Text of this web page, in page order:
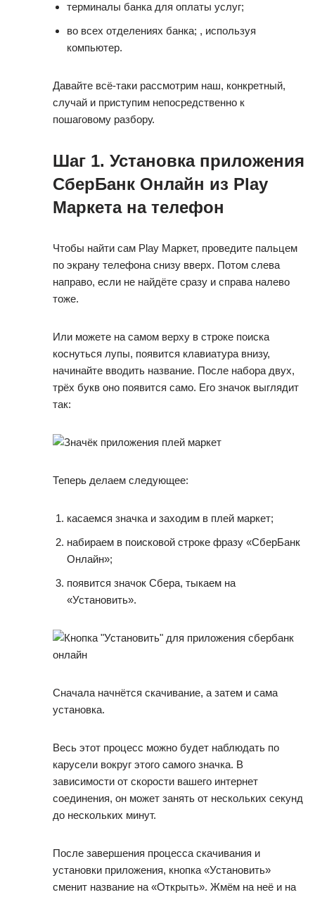
терминалы банка для оплаты услуг;
во всех отделениях банка; , используя
компьютер.
Давайте всё-таки рассмотрим наш, конкретный,
случай и приступим непосредственно к
пошаговому разбору.
Шаг 1. Установка приложения
СберБанк Онлайн из Play
Маркета на телефон
Чтобы найти сам Play Маркет, проведите пальцем
по экрану телефона снизу вверх. Потом слева
направо, если не найдёте сразу и справа налево
тоже.
Или можете на самом верху в строке поиска
коснуться лупы, появится клавиатура внизу,
начинайте вводить название. После набора двух,
трёх букв оно появится само. Его значок выглядит
так:
Теперь делаем следующее:
касаемся значка и заходим в плей маркет;
набираем в поисковой строке фразу «СберБанк
Онлайн»;
появится значок Сбера, тыкаем на
«Установить».
Сначала начнётся скачивание, а затем и сама
установка.
Весь этот процесс можно будет наблюдать по
карусели вокруг этого самого значка. В
зависимости от скорости вашего интернет
соединения, он может занять от нескольких секунд
до нескольких минут.
После завершения процесса скачивания и
установки приложения, кнопка «Установить»
сменит название на «Открыть». Жмём на неё и на